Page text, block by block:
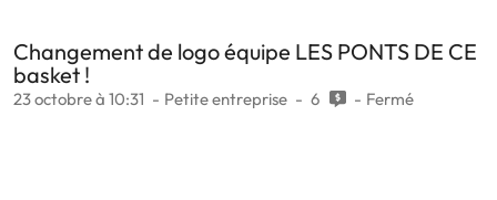
Changement de logo équipe LES PONTS DE CE
basket !
23 octobre à 10:31 Petite entreprise 6 Fermé